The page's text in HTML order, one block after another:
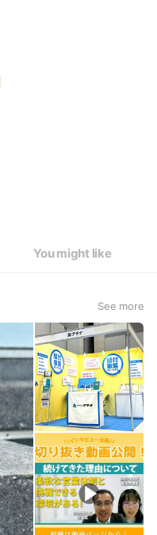
You might like
See more